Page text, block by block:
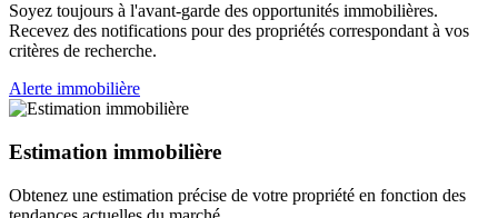
Soyez toujours à l'avant-garde des opportunités immobilières.
Recevez des notifications pour des propriétés correspondant à vos
critères de recherche.
Alerte immobilière
Estimation immobilière
Obtenez une estimation précise de votre propriété en fonction des